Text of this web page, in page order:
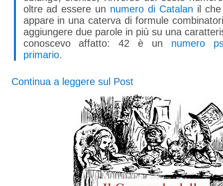
oltre ad essere un numero di Catalan il
appare in una caterva di formule
aggiungere due parole in più su una
conoscevo affatto: 42 è un numero
primario.
Continua a leggere sul Post